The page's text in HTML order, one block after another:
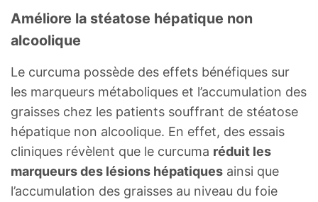
Améliore la stéatose hépatique non
alcoolique
Le curcuma possède des effets bénéfiques sur
les marqueurs métaboliques et l’accumulation des
graisses chez les patients souffrant de stéatose
hépatique non alcoolique. En effet, des essais
cliniques révèlent que le curcuma réduit les
marqueurs des lésions hépatiques ainsi que
l’accumulation des graisses au niveau du foie